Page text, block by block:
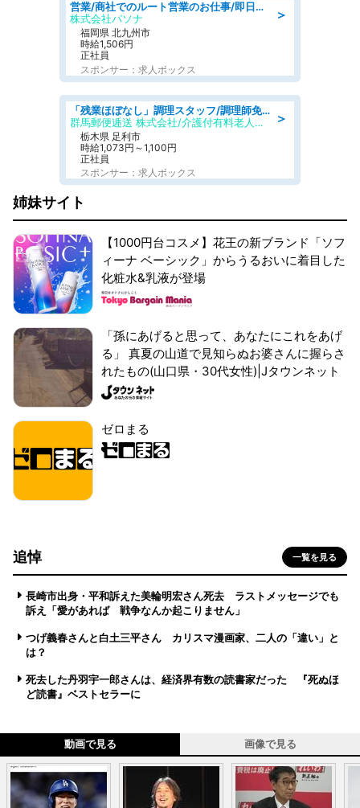
＞
営業/商社でのルート営業のお仕事/即日勤務可/車通勤可/営業
株式会社パソナ
福岡県 北九州市
時給1,506円
正社員
スポンサー：求人ボックス
＞
「残業ほぼなし」調理スタッフ/調理師免許必須/正職員/日勤のみ/介護付き有料老人ホーム/社会保障完備
群馬郵便逓送 株式会社/介護付有料老人ホーム ふる里
栃木県 足利市
時給1,073円～1,100円
正社員
スポンサー：求人ボックス
姉妹サイト
【1000円台コスメ】花王の新ブランド「ソフ
ィーナ ベーシック」からうるおいに着目した
化粧水&乳液が登場
「孫にあげると思って、あなたにこれをあげ
る」 真夏の山道で見知らぬお婆さんに握らさ
れたもの(山口県・30代女性)|Jタウンネット
ゼロまる
追悼 一覧を見る
長崎市出身・平和訴えた美輪明宏さん死去 ラストメッセージでも
訴え「愛があれば 戦争なんか起こりません」
つげ義春さんと白土三平さん カリスマ漫画家、二人の「違い」と
は？
死去した丹羽宇一郎さんは、経済界有数の読書家だった 『死ぬほ
ど読書』ベストセラーに
動画で見る 画像で見る